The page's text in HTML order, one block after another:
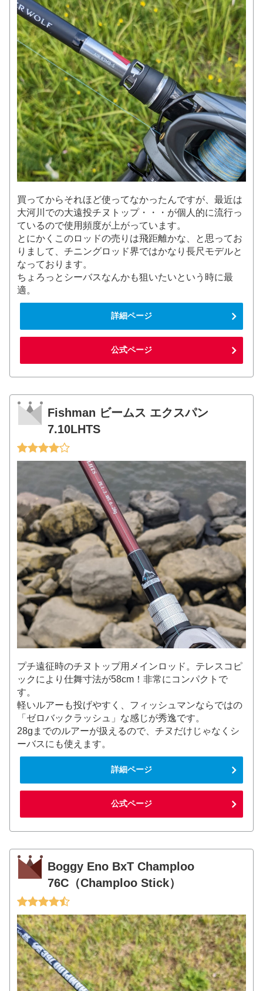
買ってからそれほど使ってなかったんですが、最近は
大河川での大遠投チヌトップ・・・が個人的に流行っ
ているので使用頻度が上がっています。
とにかくこのロッドの売りは飛距離かな、と思ってお
りまして、チニングロッド界ではかなり長尺モデルと
なっております。
ちょろっとシーバスなんかも狙いたいという時に最
適。
詳細ページ
公式ページ
Fishman ビームス エクスパン
7.10LHTS
プチ遠征時のチヌトップ用メインロッド。テレスコピ
ックにより仕舞寸法が58cm！非常にコンパクトで
す。
軽いルアーも投げやすく、フィッシュマンならではの
「ゼロバックラッシュ」な感じが秀逸です。
28gまでのルアーが扱えるので、チヌだけじゃなくシ
ーバスにも使えます。
詳細ページ
公式ページ
Boggy Eno BxT Champloo
76C（Champloo Stick）